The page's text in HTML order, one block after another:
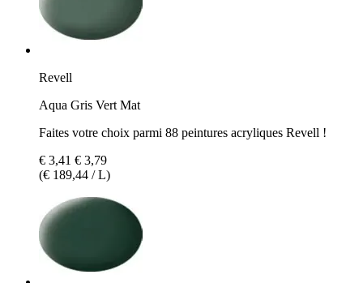
Revell
Aqua Gris Vert Mat
Faites votre choix parmi 88 peintures acryliques Revell !
€ 3,41 € 3,79
(€ 189,44 / L)